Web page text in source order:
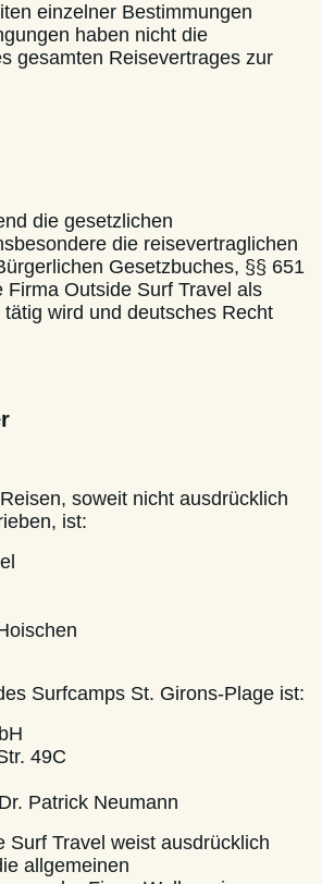
einzelner Bestimmungen
haben nicht die
gesamten Reisevertrages zur
die gesetzlichen
die reisevertraglichen
Gesetzbuches, §§ 651
Firma Outside Surf Travel als
wird und deutsches Recht
soweit nicht ausdrücklich
ist:
Surfcamps St. Girons-Plage ist:
49C
Patrick Neumann
Surf Travel weist ausdrücklich
allgemeinen